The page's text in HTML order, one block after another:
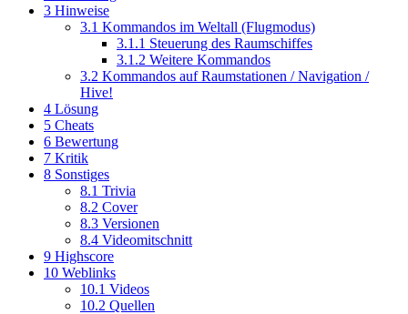
3 Hinweise
3.1 Kommandos im Weltall (Flugmodus)
3.1.1 Steuerung des Raumschiffes
3.1.2 Weitere Kommandos
3.2 Kommandos auf Raumstationen / Navigation /
Hive!
4 Lösung
5 Cheats
6 Bewertung
7 Kritik
8 Sonstiges
8.1 Trivia
8.2 Cover
8.3 Versionen
8.4 Videomitschnitt
9 Highscore
10 Weblinks
10.1 Videos
10.2 Quellen